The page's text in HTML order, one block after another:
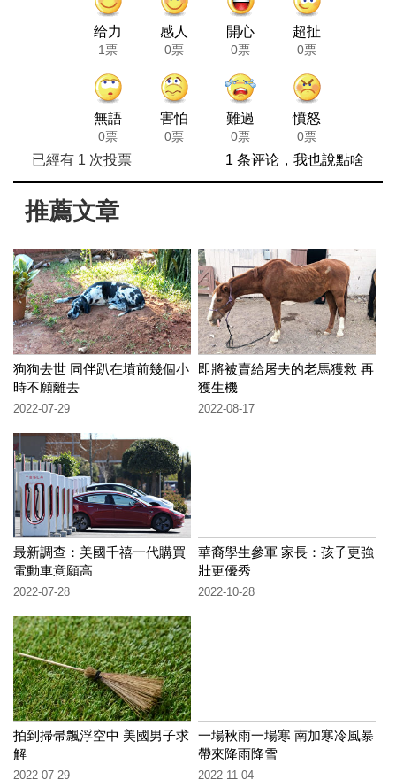
给力
1票
感人
0票
開心
0票
超扯
0票
無語
0票
害怕
0票
難過
0票
憤怒
0票
已經有 1 次投票 1 条评论，我也說點啥
推薦文章
狗狗去世 同伴趴在墳前幾個小
時不願離去
2022-07-29
即將被賣給屠夫的老馬獲救 再
獲生機
2022-08-17
最新調查：美國千禧一代購買
電動車意願高
2022-07-28
華裔學生參軍 家長：孩子更強
壯更優秀
2022-10-28
拍到掃帚飄浮空中 美國男子求
解
2022-07-29
一場秋雨一場寒 南加寒冷風暴
帶來降雨降雪
2022-11-04